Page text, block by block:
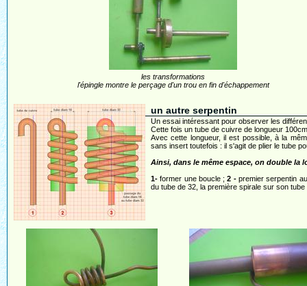
les transformations
l'épingle montre le perçage d'un trou en fin d'échappement
un autre serpentin
Un essai intéressant pour observer les
Cette fois un tube de cuivre de longueur
Avec cette longueur, il est possible, à la
sans insert toutefois : il s'agit de plier le tube
Ainsi, dans le même espace, on double la
1- former une boucle ;2 -premier serpentin
du tube de 32, la première spirale sur son